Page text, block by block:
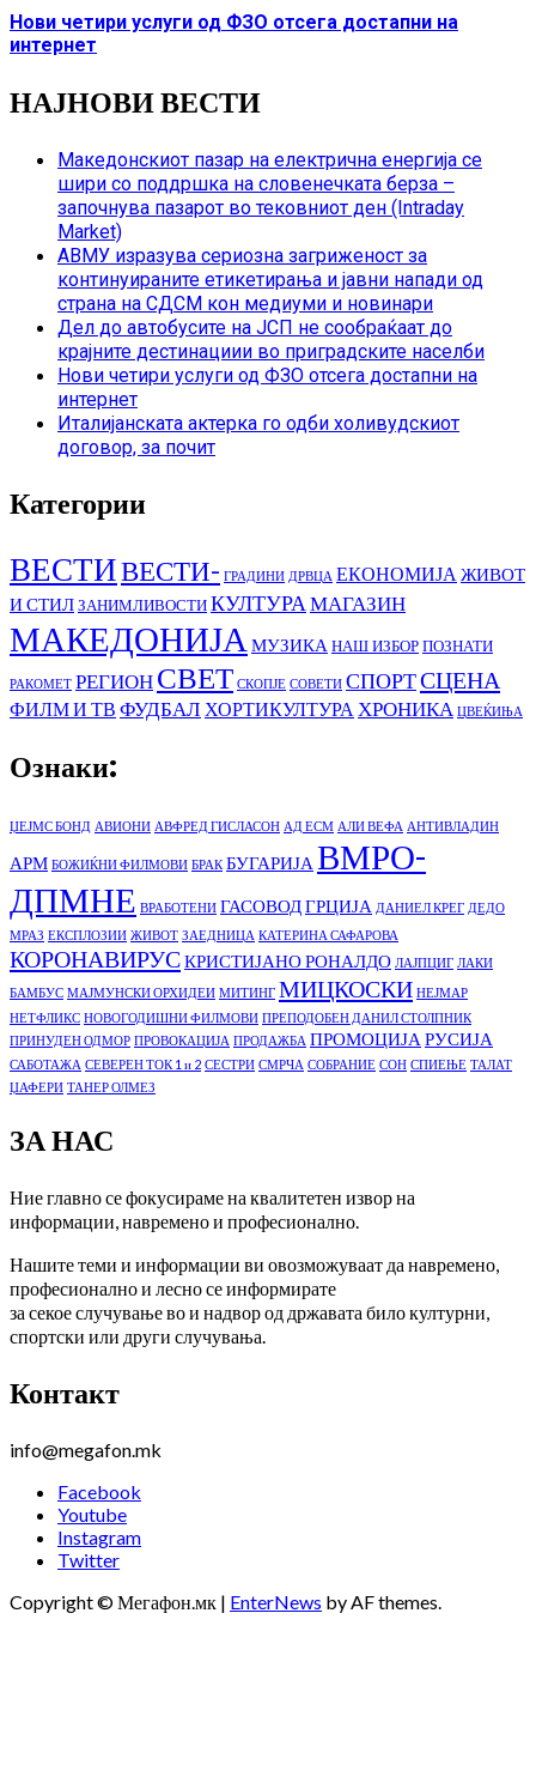
Нови четири услуги од ФЗО отсега достапни на
интернет
НАЈНОВИ ВЕСТИ
Македонскиот пазар на електрична енергија се
шири со поддршка на словенечката берза –
започнува пазарот во тековниот ден (Intraday
Market)
АВМУ изразува сериозна загриженост за
континуираните етикетирања и јавни напади од
страна на СДСМ кон медиуми и новинари
Дел до автобусите на ЈСП не сообраќаат до
крајните дестинациии во приградските населби
Нови четири услуги од ФЗО отсега достапни на
интернет
Италијанската актерка го одби холивудскиот
договор, за почит
Категории
ВЕСТИВЕСТИ- ГРАДИНИ ДРВЦА ЕКОНОМИЈА ЖИВОТ
И СТИЛЗАНИМЛИВОСТИКУЛТУРА МАГАЗИН
МАКЕДОНИЈА МУЗИКА НАШ ИЗБОРПОЗНАТИ
РАКОМЕТ РЕГИОНСВЕТ СКОПЈЕ СОВЕТИ СПОРТСЦЕНА
ФИЛМ И ТВ ФУДБАЛ ХОРТИКУЛТУРА ХРОНИКА ЦВЕЌИЊА
Ознаки:
ЏЕЈМС БОНД АВИОНИ АВФРЕД ГИСЛАСОН АД ЕСМ АЛИ ВЕФА АНТИВЛАДИН
АРМ БОЖИЌНИ ФИЛМОВИ БРАК БУГАРИЈА ВМРО-
ДПМНЕ ВРАБОТЕНИ ГАСОВОДГРЦИЈА ДАНИЕЛ КРЕГ ДЕДО
МРАЗ ЕКСПЛОЗИИ ЖИВОТ ЗАЕДНИЦА КАТЕРИНА САФАРОВА
КОРОНАВИРУСКРИСТИЈАНО РОНАЛДО ЛАЈПЦИГ ЛАКИ
БАМБУС МАЈМУНСКИ ОРХИДЕИ МИТИНГ МИЦКОСКИ НЕЈМАР
НЕТФЛИКС НОВОГОДИШНИ ФИЛМОВИ ПРЕПОДОБЕН ДАНИЛ СТОЛПНИК
ПРИНУДЕН ОДМОР ПРОВОКАЦИЈА ПРОДАЖБА ПРОМОЦИЈА РУСИЈА
САБОТАЖА СЕВЕРЕН ТОК 1 и 2 СЕСТРИ СМРЧА СОБРАНИЕ СОН СПИЕЊЕ ТАЛАТ
ЏАФЕРИ ТАНЕР ОЛМЕЗ
ЗА НАС
Ние главно се фокусираме на квалитетен извор на
информации, навремено и професионално.
Нашите теми и информации ви овозможуваат да навремено,
професионално и лесно се информирате
за секое случување во и надвор од државата било културни,
спортски или други случувања.
Контакт
info@megafon.mk
Facebook
Youtube
Instagram
Twitter
Copyright © Мегафон.мк | EnterNews by AF themes.